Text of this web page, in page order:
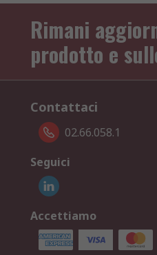
Rimani
prodotto e
Contattaci
02.66.058.1
Seguici
Accettiamo